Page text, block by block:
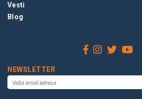
Vesti
Blog
NEWSLETTER